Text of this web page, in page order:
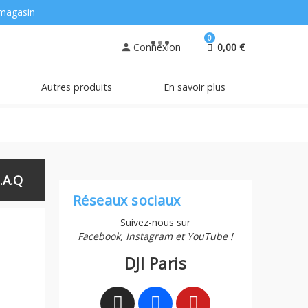
person Connexion
0
0,00 €
Autres produits En savoir plus
Réseaux sociaux
Suivez-nous sur
Facebook, Instagram et YouTube !
DJI Paris